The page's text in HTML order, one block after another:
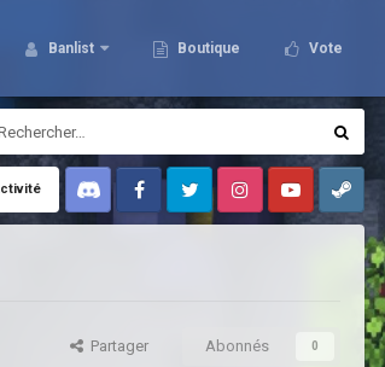
Banlist Boutique Vote
Discord FacebookTwitter InstagramYoutubeSteam
Partager Abonnés 0